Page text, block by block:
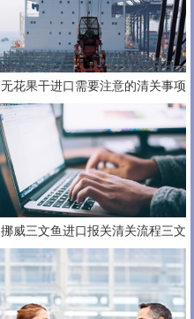
无花果干进口需要注意的清关事项
及一般贸易进口的详细流程
挪威三文鱼进口报关清关流程三文
鱼进口关税税率